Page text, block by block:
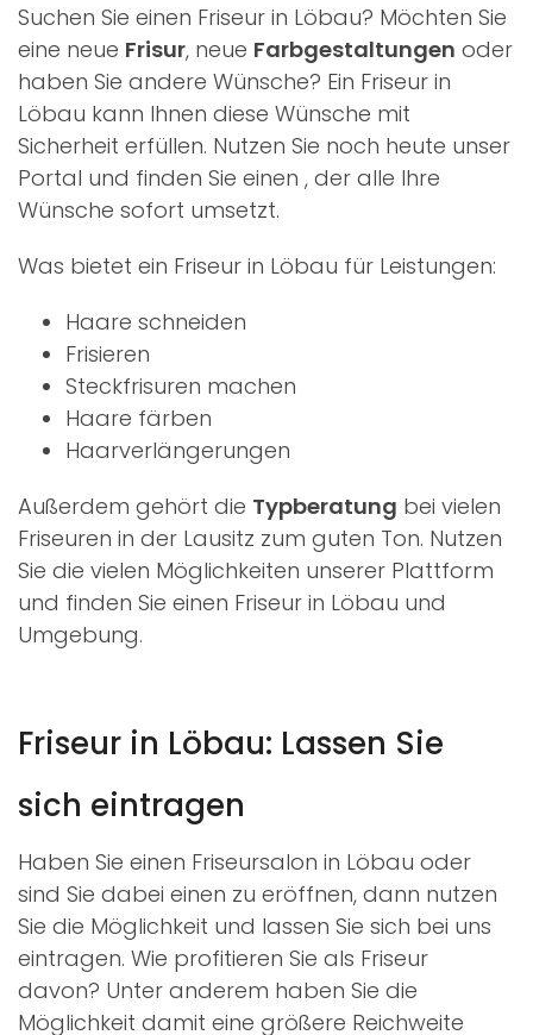
Suchen Sie einen Friseur in Löbau? Möchten Sie
eine neue Frisur, neue Farbgestaltungen oder
haben Sie andere Wünsche? Ein Friseur in
Löbau kann Ihnen diese Wünsche mit
Sicherheit erfüllen. Nutzen Sie noch heute unser
Portal und finden Sie einen , der alle Ihre
Wünsche sofort umsetzt.
Was bietet ein Friseur in Löbau für Leistungen:
Haare schneiden
Frisieren
Steckfrisuren machen
Haare färben
Haarverlängerungen
Außerdem gehört die Typberatung bei vielen
Friseuren in der Lausitz zum guten Ton. Nutzen
Sie die vielen Möglichkeiten unserer Plattform
und finden Sie einen Friseur in Löbau und
Umgebung.
Friseur in Löbau: Lassen Sie
sich eintragen
Haben Sie einen Friseursalon in Löbau oder
sind Sie dabei einen zu eröffnen, dann nutzen
Sie die Möglichkeit und lassen Sie sich bei uns
eintragen. Wie profitieren Sie als Friseur
davon? Unter anderem haben Sie die
Möglichkeit damit eine größere Reichweite